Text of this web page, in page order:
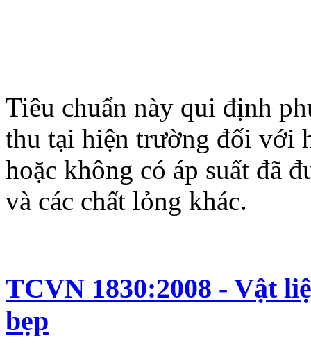
Tiêu chuẩn này qui định
thu tại hiện trường đối với
hoặc không có áp suất đã
và các chất lỏng khác.
TCVN 1830:2008 - Vật
bẹp